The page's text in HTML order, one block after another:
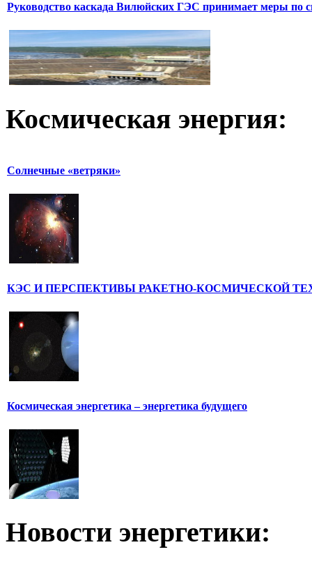
Руководство каскада Вилюйских ГЭС принимает меры по
Космическая энергия:
Солнечные «ветряки»
КЭС И ПЕРСПЕКТИВЫ РАКЕТНО-КОСМИЧЕСКОЙ
Космическая энергетика – энергетика будущего
Новости энергетики: